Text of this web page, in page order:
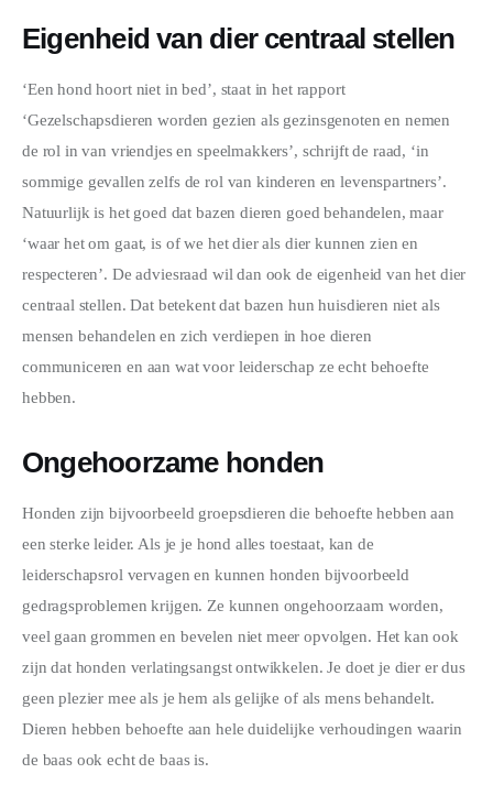
Eigenheid van dier centraal stellen
‘Een hond hoort niet in bed’, staat in het rapport
‘Gezelschapsdieren worden gezien als gezinsgenoten en nemen
de rol in van vriendjes en speelmakkers’, schrijft de raad, ‘in
sommige gevallen zelfs de rol van kinderen en levenspartners’.
Natuurlijk is het goed dat bazen dieren goed behandelen, maar
‘waar het om gaat, is of we het dier als dier kunnen zien en
respecteren’. De adviesraad wil dan ook de eigenheid van het dier
centraal stellen. Dat betekent dat bazen hun huisdieren niet als
mensen behandelen en zich verdiepen in hoe dieren
communiceren en aan wat voor leiderschap ze echt behoefte
hebben.
Ongehoorzame honden
Honden zijn bijvoorbeeld groepsdieren die behoefte hebben aan
een sterke leider. Als je je hond alles toestaat, kan de
leiderschapsrol vervagen en kunnen honden bijvoorbeeld
gedragsproblemen krijgen. Ze kunnen ongehoorzaam worden,
veel gaan grommen en bevelen niet meer opvolgen. Het kan ook
zijn dat honden verlatingsangst ontwikkelen. Je doet je dier er dus
geen plezier mee als je hem als gelijke of als mens behandelt.
Dieren hebben behoefte aan hele duidelijke verhoudingen waarin
de baas ook echt de baas is.